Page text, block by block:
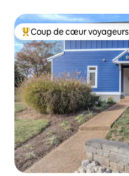
Coups de cœur voyageurs
Coup de cœur voyageurs